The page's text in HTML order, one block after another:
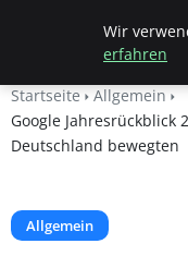
Beyond
Startseite
Allgemein
Google Jahresrückblick
Deutschland bewegten
Allgemein
Wir
erfahren